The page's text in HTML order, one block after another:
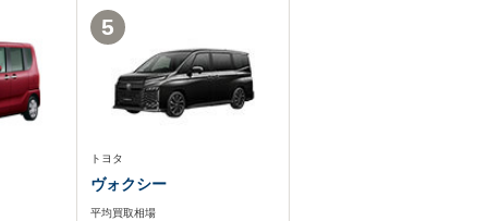
トヨタ
ヴォクシー
平均買取相場
5